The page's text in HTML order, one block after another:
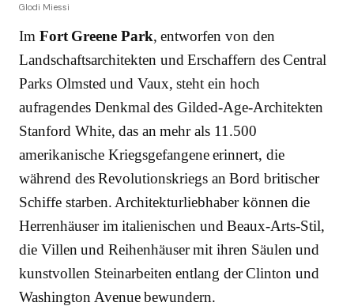
Glodi Miessi
Im Fort Greene Park, entworfen von den
Landschaftsarchitekten und Erschaffern des Central
Parks Olmsted und Vaux, steht ein hoch
aufragendes Denkmal des Gilded-Age-Architekten
Stanford White, das an mehr als 11.500
amerikanische Kriegsgefangene erinnert, die
während des Revolutionskriegs an Bord britischer
Schiffe starben. Architekturliebhaber können die
Herrenhäuser im italienischen und Beaux-Arts-Stil,
die Villen und Reihenhäuser mit ihren Säulen und
kunstvollen Steinarbeiten entlang der Clinton und
Washington Avenue bewundern.